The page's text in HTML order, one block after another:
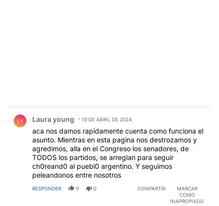
LY Laura young 19 DE ABRIL DE 2024
aca nos damos rapidamente cuenta como funciona el
asunto. Mientras en esta pagina nos destrozamos y
agredimos, alla en el Congreso los senadores, de
TODOS los partidos, se arreglan para seguir
ch0reand0 al puebl0 argentino. Y seguimos
peleandonos entre nosotros
RESPONDER 0 0 COMPARTIR
MARCAR
COMO
INAPROPIADO